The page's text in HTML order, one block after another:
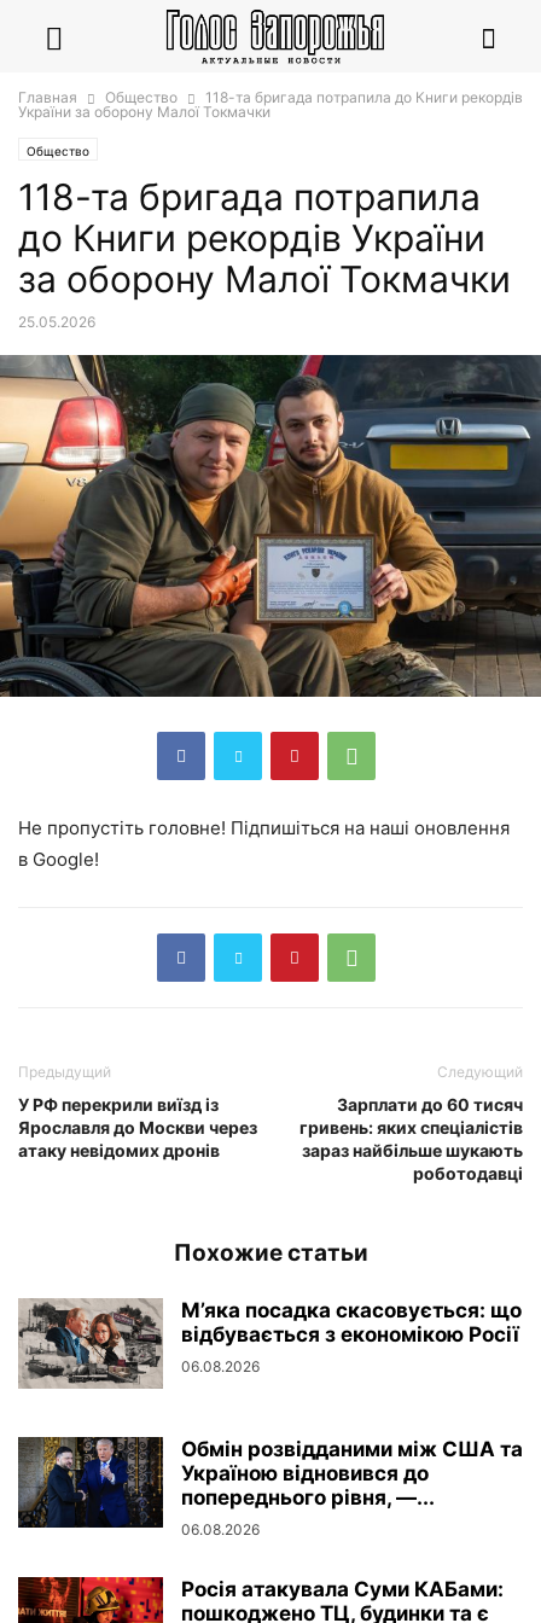
Главная Общество
118-та бригада потрапила до Книги рекордів
України за оборону Малої Токмачки
Общество
118-та бригада потрапила
до Книги рекордів України
за оборону Малої Токмачки
25.05.2026
Не пропустіть головне! Підпишіться на наші оновлення
в Google!
Предыдущий
У РФ перекрили виїзд із
Ярославля до Москви через
атаку невідомих дронів
Следующий
Зарплати до 60 тисяч
гривень: яких спеціалістів
зараз найбільше шукають
роботодавці
Похожие статьи
М’яка посадка скасовується: що
відбувається з економікою Росії
06.08.2026
Обмін розвідданими між США та
Україною відновився до
попереднього рівня, —...
06.08.2026
Росія атакувала Суми КАБами:
пошкоджено ТЦ, будинки та є